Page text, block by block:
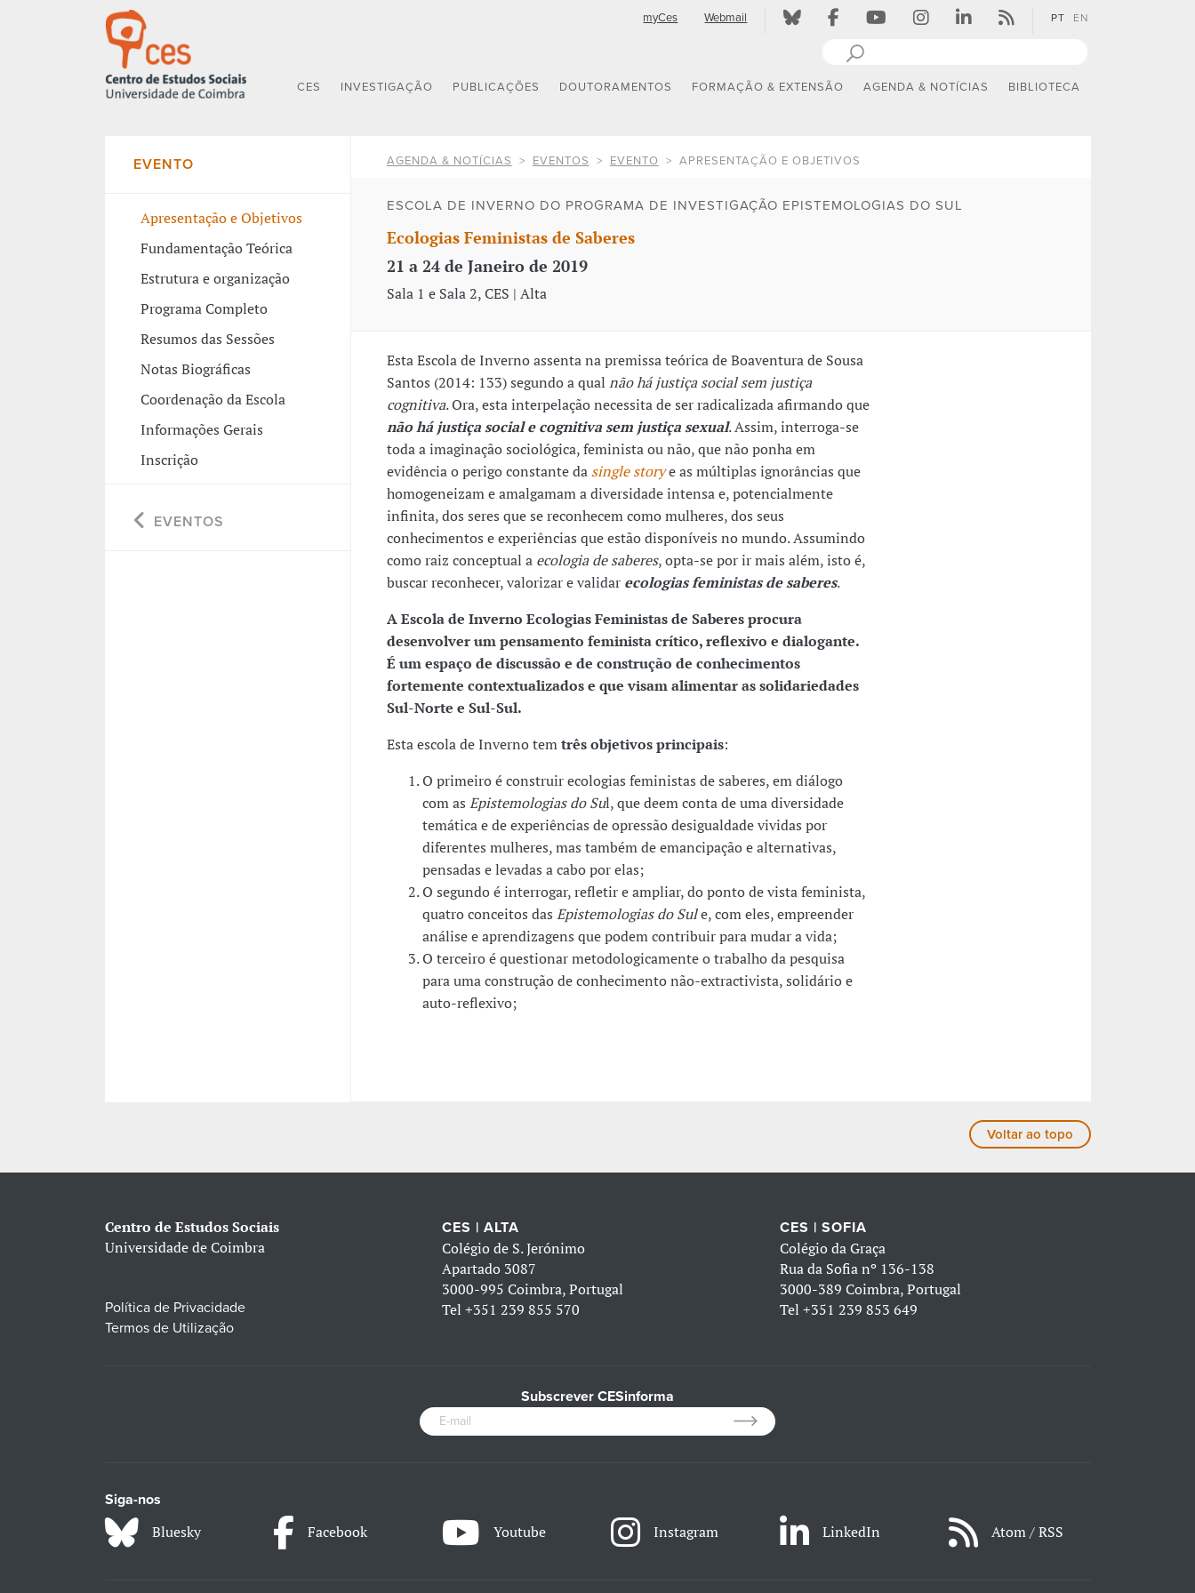
myCes Webmail PT EN
CES INVESTIGAÇÃO PUBLICAÇÕES DOUTORAMENTOS FORMAÇÃO & EXTENSÃO AGENDA & NOTÍCIAS BIBLIOTECA
EVENTO
Apresentação e Objetivos
Fundamentação Teórica
Estrutura e organização
Programa Completo
Resumos das Sessões
Notas Biográficas
Coordenação da Escola
Informações Gerais
Inscrição
EVENTOS
AGENDA & NOTÍCIAS EVENTOS EVENTO APRESENTAÇÃO E OBJETIVOS
ESCOLA DE INVERNO DO PROGRAMA DE INVESTIGAÇÃO EPISTEMOLOGIAS DO SUL
Ecologias Feministas de Saberes
21 a 24 de Janeiro de 2019
Sala 1 e Sala 2, CES | Alta
Esta Escola de Inverno assenta na premissa teórica de Boaventura de Sousa
Santos (2014: 133) segundo a qual não há justiça social sem justiça
cognitiva. Ora, esta interpelação necessita de ser radicalizada afirmando que
não há justiça social e cognitiva sem justiça sexual. Assim, interroga-se
toda a imaginação sociológica, feminista ou não, que não ponha em
evidência o perigo constante da single storye as múltiplas ignorâncias que
homogeneizam e amalgamam a diversidade intensa e, potencialmente
infinita, dos seres que se reconhecem como mulheres, dos seus
conhecimentos e experiências que estão disponíveis no mundo. Assumindo
como raiz conceptual a ecologia de saberes, opta-se por ir mais além, isto é,
buscar reconhecer, valorizar e validar ecologias feministas de saberes.
A Escola de Inverno Ecologias Feministas de Saberes procura
desenvolver um pensamento feminista crítico, reflexivo e dialogante.
É um espaço de discussão e de construção de conhecimentos
fortemente contextualizados e que visam alimentar as solidariedades
Sul-Norte e Sul-Sul.
Esta escola de Inverno temtrês objetivos principais:
O primeiro é construir ecologias feministas de saberes, em diálogo
com as Epistemologias do Sul, que deem conta de uma diversidade
temática e de experiências de opressão desigualdade vividas por
diferentes mulheres, mas também de emancipação e alternativas,
pensadas e levadas a cabo por elas;
O segundo é interrogar, refletir e ampliar, do ponto de vista feminista,
quatro conceitos das Epistemologias do Sule, com eles, empreender
análise e aprendizagens que podem contribuir para mudar a vida;
O terceiro é questionar metodologicamente o trabalho da pesquisa
para uma construção de conhecimento não-extractivista, solidário e
auto-reflexivo;
Voltar ao topo
Centro de Estudos Sociais
Universidade de Coimbra
Política de Privacidade
Termos de Utilização
CES | ALTA
Colégio de S. Jerónimo
Apartado 3087
3000-995 Coimbra, Portugal
Tel+351 239 855 570
CES | SOFIA
Colégio da Graça
Rua da Sofia nº 136-138
3000-389 Coimbra, Portugal
Tel +351 239 853 649
Subscrever CESinforma
Siga-nos
Bluesky Facebook Youtube Instagram LinkedIn Atom / RSS